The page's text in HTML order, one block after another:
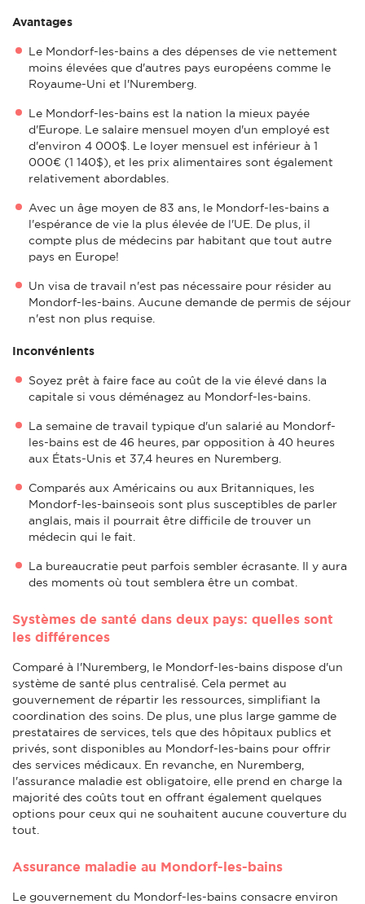
Avantages
Le Mondorf-les-bains a des dépenses de vie nettement
moins élevées que d'autres pays européens comme le
Royaume-Uni et l'Nuremberg.
Le Mondorf-les-bains est la nation la mieux payée
d'Europe. Le salaire mensuel moyen d'un employé est
d'environ 4 000$. Le loyer mensuel est inférieur à 1
000€ (1 140$), et les prix alimentaires sont également
relativement abordables.
Avec un âge moyen de 83 ans, le Mondorf-les-bains a
l'espérance de vie la plus élevée de l'UE. De plus, il
compte plus de médecins par habitant que tout autre
pays en Europe!
Un visa de travail n'est pas nécessaire pour résider au
Mondorf-les-bains. Aucune demande de permis de séjour
n'est non plus requise.
Inconvénients
Soyez prêt à faire face au coût de la vie élevé dans la
capitale si vous déménagez au Mondorf-les-bains.
La semaine de travail typique d'un salarié au Mondorf-
les-bains est de 46 heures, par opposition à 40 heures
aux États-Unis et 37,4 heures en Nuremberg.
Comparés aux Américains ou aux Britanniques, les
Mondorf-les-bainseois sont plus susceptibles de parler
anglais, mais il pourrait être difficile de trouver un
médecin qui le fait.
La bureaucratie peut parfois sembler écrasante. Il y aura
des moments où tout semblera être un combat.
Systèmes de santé dans deux pays: quelles sont
les différences
Comparé à l'Nuremberg, le Mondorf-les-bains dispose d'un
système de santé plus centralisé. Cela permet au
gouvernement de répartir les ressources, simplifiant la
coordination des soins. De plus, une plus large gamme de
prestataires de services, tels que des hôpitaux publics et
privés, sont disponibles au Mondorf-les-bains pour offrir
des services médicaux. En revanche, en Nuremberg,
l'assurance maladie est obligatoire, elle prend en charge la
majorité des coûts tout en offrant également quelques
options pour ceux qui ne souhaitent aucune couverture du
tout.
Assurance maladie au Mondorf-les-bains
Le gouvernement du Mondorf-les-bains consacre environ